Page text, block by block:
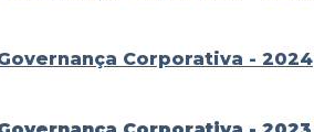
Corporativa - 2024